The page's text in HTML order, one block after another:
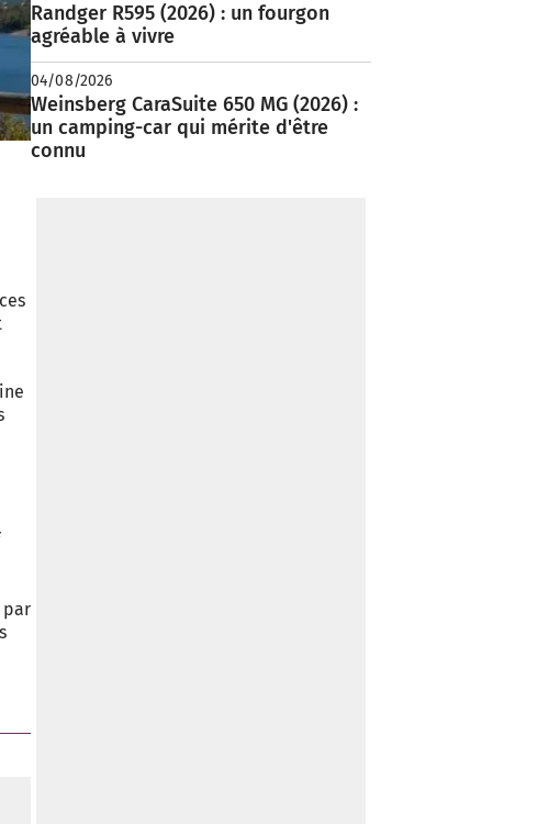
par
Randger R595 (2026) : un fourgon
agréable à vivre
04/08/2026
Weinsberg CaraSuite 650 MG (2026) :
un camping-car qui mérite d'être
connu